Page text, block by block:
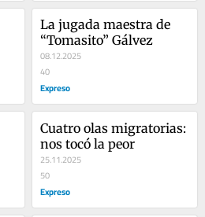
La jugada maestra de
“Tomasito” Gálvez
08.12.2025
40
Expreso
Cuatro olas migratorias:
nos tocó la peor
25.11.2025
50
Expreso